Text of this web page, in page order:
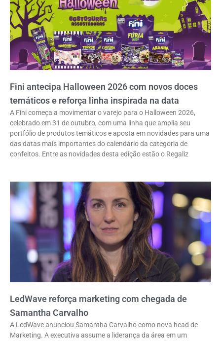
Fini antecipa Halloween 2026 com novos doces
temáticos e reforça linha inspirada na data
A Fini começa a movimentar o varejo para o Halloween 2026,
celebrado em 31 de outubro, com uma linha que amplia seu
portfólio de produtos temáticos e aposta em novidades para uma
das datas mais importantes do calendário da categoria de
confeitos. Entre as novidades desta edição estão o Regaliz
LedWave reforça marketing com chegada de
Samantha Carvalho
A LedWave anunciou Samantha Carvalho como nova head de
Marketing. A executiva assume a liderança da área em um